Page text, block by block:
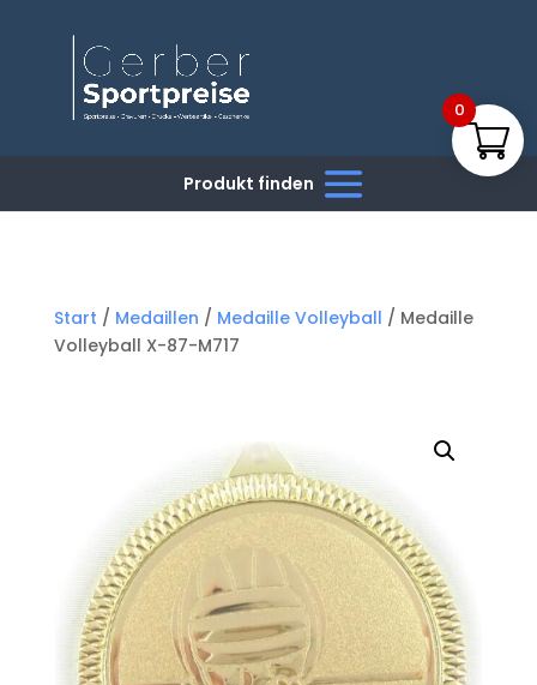
Start / Medaillen / Medaille Volleyball / Medaille
Volleyball X-87-M717
0